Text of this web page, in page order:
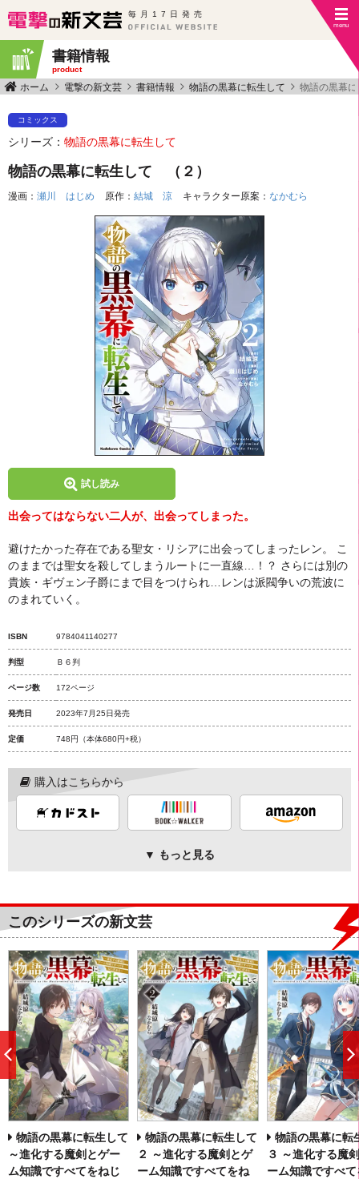
毎月17日発売
書籍情報
product
ホーム 電撃の新文芸 書籍情報 物語の黒幕に転生して 物語の黒幕
コミックス
シリーズ： 物語の黒幕に転生して
物語の黒幕に転生して （２）
漫画： 瀬川 はじめ 原作： 結城 涼 キャラクター原案： なかむら
試し読み
出会ってはならない二人が、出会ってしまった。
避けたかった存在である聖女・リシアに出会ってしまったレン。 こ
のままでは聖女を殺してしまうルートに一直線…！？ さらには別の
貴族・ギヴェン子爵にまで目をつけられ…レンは派閥争いの荒波に
のまれていく。
ISBN 9784041140277
判型 Ｂ６判
ページ数 172ページ
発売日 2023年7月25日発売
定価 748円 （本体680円+税）
購入はこちらから
▼ もっと見る
このシリーズの新文芸
物語の黒幕に転生して
～進化する魔剣とゲー
ム知識ですべてをねじ
物語の黒幕に転生して
２ ～進化する魔剣とゲ
ーム知識ですべてをね
物語の黒幕に転
３ ～進化する魔
ーム知識ですべて
前
へ